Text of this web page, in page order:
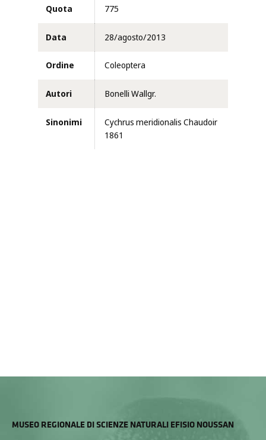
Quota 775
Data 28/agosto/2013
Ordine Coleoptera
Autori Bonelli Wallgr.
Sinonimi
Cychrus meridionalis Chaudoir
1861
MUSEO REGIONALE DI SCIENZE NATURALI EFISIO NOUSSAN